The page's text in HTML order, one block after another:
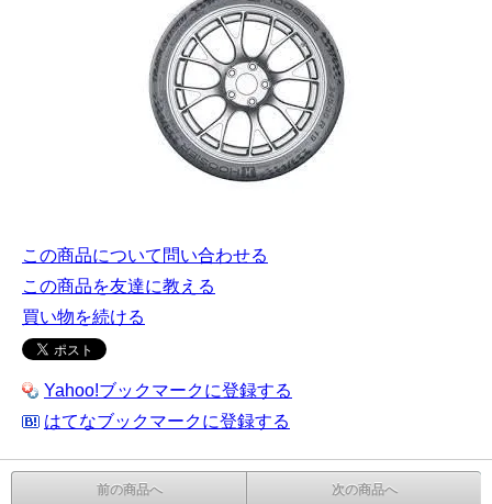
この商品について問い合わせる
この商品を友達に教える
買い物を続ける
Yahoo!ブックマークに登録する
はてなブックマークに登録する
前の商品へ 次の商品へ